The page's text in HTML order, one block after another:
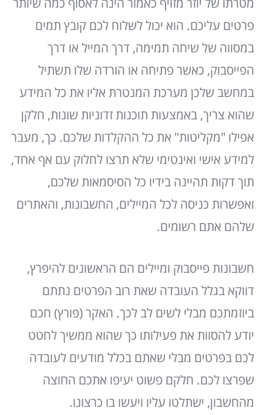
מטרתו של יוזר מזויף כאמור הינה לאסוף כמה שיותר
פרטים עליכם. הוא יכול לשלוח לכם קובץ תמים
במסווה של שיחה תמימה, דרך המייל או דרך
הפייסבוק, כאשר פתיחה או הורדה שלו תשתיל
במחשב שלכן מערכת המנטרת אליו את כל המידע
שהוא צריך, באמצעות תוכנות זדוניות שונות, חלקן
אפילו "מקליטות" את כל ההקלדות שלכם. כך, מעבר
למידע אישי ואינטימי שלא תרצו לחלוק עם אף אחד,
תוך דקות תהיינה בידיו כל הסיסמאות שלכם,
ואפשרות כניסה לכל המיילים, החשבונות, והאתרים
שלהם אתם רשומים.
חשבונות פייסבוק ומיילים הם הראשונים להיפרץ,
דווקא בגלל העובדה שאת רוב הפרטים נתתם
ביוזמתכם מבלי לשים לב לכך. האקר (פורץ) חכם
יודע להסוות את פעילותו כך שהוא ממשיך לחטט
לכם בפרטים מבלי שאתם בכלל מודעים לעובדה
שפרצו לכם. חלקם פשוט יעיפו אתכם החוצה
מהחשבון, ישתלטו עליו ויעשו בו כרצונו.